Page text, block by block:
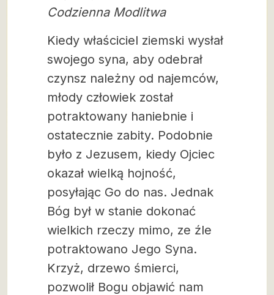
Codzienna Modlitwa
Kiedy właściciel ziemski wysłał
swojego syna, aby odebrał
czynsz należny od najemców,
młody człowiek został
potraktowany haniebnie i
ostatecznie zabity. Podobnie
było z Jezusem, kiedy Ojciec
okazał wielką hojność,
posyłając Go do nas. Jednak
Bóg był w stanie dokonać
wielkich rzeczy mimo, ze źle
potraktowano Jego Syna.
Krzyż, drzewo śmierci,
pozwolił Bogu objawić nam